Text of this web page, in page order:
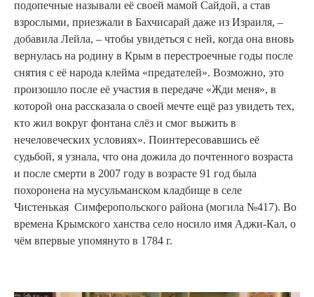
подопечные называли её своей мамой Сайдой, а став
взрослыми, приезжали в Бахчисарай даже из Израиля, –
добавила Лейла, – чтобы увидеться с ней, когда она вновь
вернулась на родину в Крым в перестроечные годы после
снятия с её народа клейма «предателей». Возможно, это
произошло после её участия в передаче «Жди меня», в
которой она рассказала о своей мечте ещё раз увидеть тех,
кто жил вокруг фонтана слёз и смог выжить в
нечеловеческих условиях». Поинтересовавшись её
судьбой, я узнала, что она дожила до почтенного возраста
и после смерти в 2007 году в возрасте 91 год была
похоронена на мусульманском кладбище в селе
Чистенькая Симферопольского района (могила №417). Во
времена Крымского ханства село носило имя Аджи-Кал, о
чём впервые упомянуто в 1784 г.